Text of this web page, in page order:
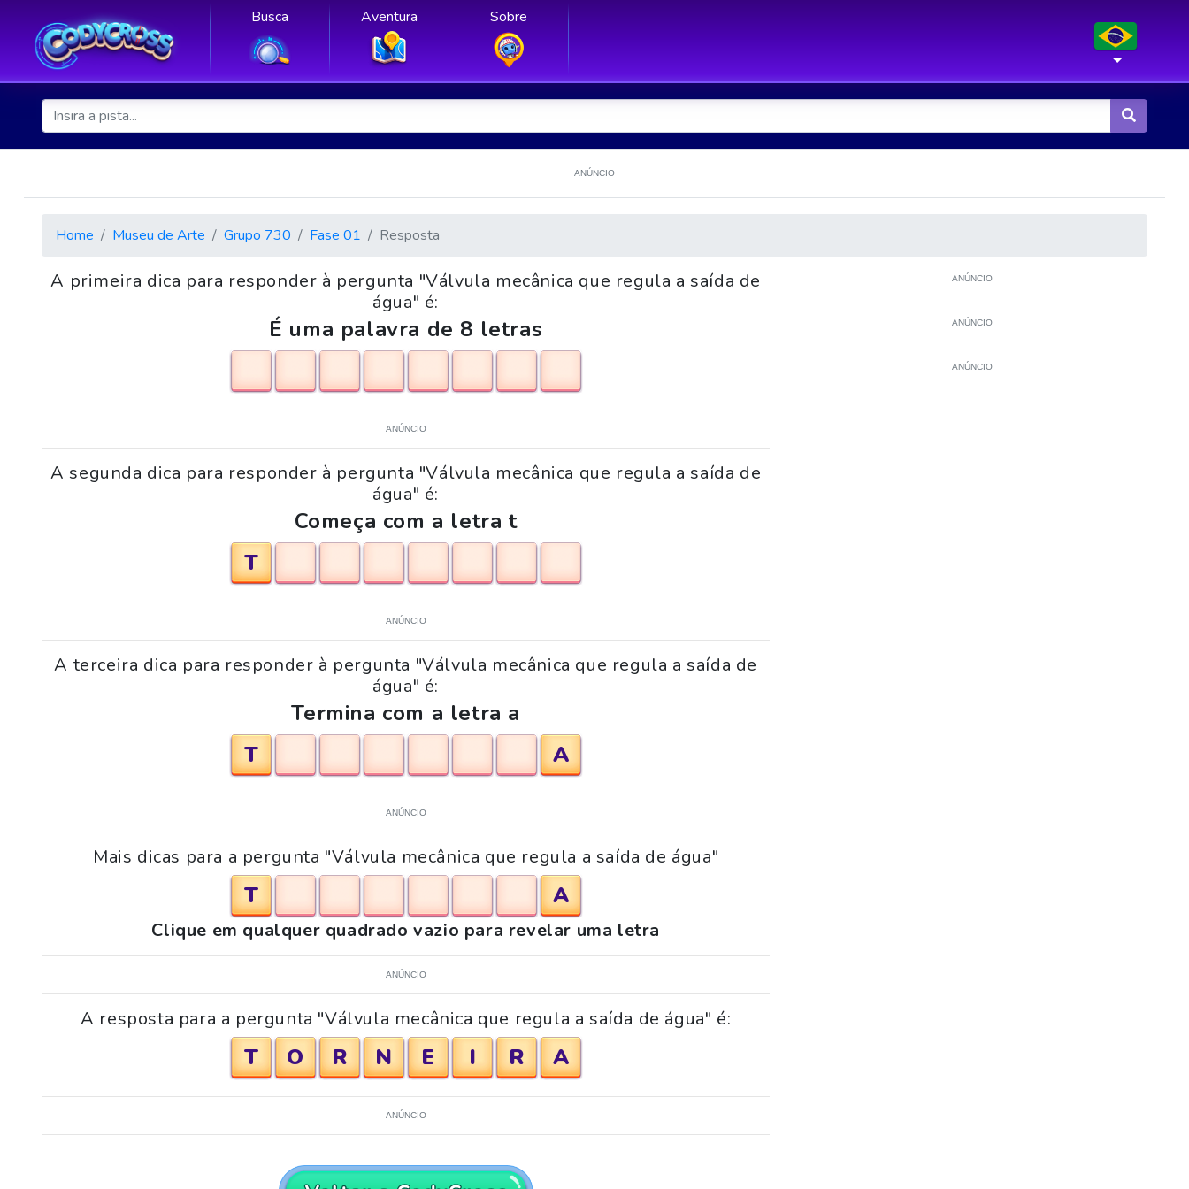
Busca Aventura Sobre
ANÚNCIO
Home Museu de Arte Grupo 730 Fase 01 Resposta
A primeira dica para responder à pergunta "Válvula mecânica que regula a saída de
água" é:
É uma palavra de 8 letras
ANÚNCIO
A segunda dica para responder à pergunta "Válvula mecânica que regula a saída de
água" é:
Começa com a letra t
T
ANÚNCIO
A terceira dica para responder à pergunta "Válvula mecânica que regula a saída de
água" é:
Termina com a letra a
T
A
ANÚNCIO
Mais dicas para a pergunta "Válvula mecânica que regula a saída de água"
T A
Clique em qualquer quadrado vazio para revelar uma letra
ANÚNCIO
A resposta para a pergunta "Válvula mecânica que regula a saída de água" é:
T O R N E I R A
ANÚNCIO
ANÚNCIO
ANÚNCIO
ANÚNCIO